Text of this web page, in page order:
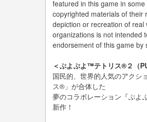
featured in this game in
copyrighted materials of their
depiction or recreation of
organizations is not intended
endorsement of this game by
＜ぷよぷよ™テトリス®２（
国民的、世界的人気のアク
ス®」が合体した
夢のコラボレーション『ぷ
新作！